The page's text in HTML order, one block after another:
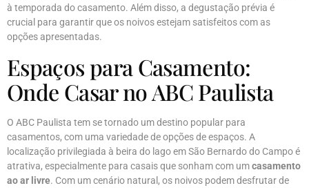
à temporada do casamento. Além disso, a degustação prévia é
crucial para garantir que os noivos estejam satisfeitos com as
opções apresentadas.
Espaços para Casamento:
Onde Casar no ABC Paulista
O ABC Paulista tem se tornado um destino popular para
casamentos, com uma variedade de opções de espaços. A
localização privilegiada à beira do lago em São Bernardo do Campo é
atrativa, especialmente para casais que sonham com umcasamento
ao ar livre. Com um cenário natural, os noivos podem desfrutar de